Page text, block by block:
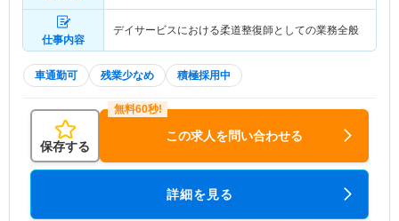
仕事内容
デイサービスにおける柔道整復師としての業務全般
車通勤可 残業少なめ 積極採用中
保存する
この求人を問い合わせる
詳細を見る